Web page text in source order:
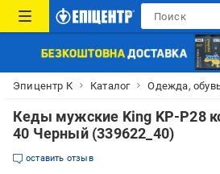
Эпицентр К Каталог Одежда,
Кеды мужские King KP-P28
40 Черный (339622_40)
оставить отзыв